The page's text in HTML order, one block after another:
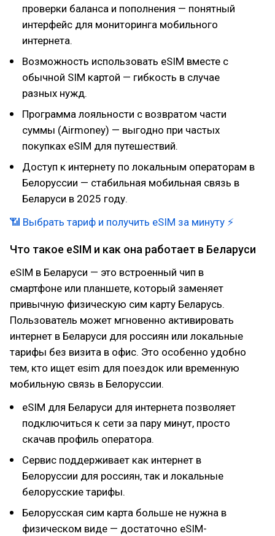
проверки баланса и пополнения — понятный
интерфейс для мониторинга мобильного
интернета.
Возможность использовать eSIM вместе с
обычной SIM картой — гибкость в случае
разных нужд.
Программа лояльности с возвратом части
суммы (Airmoney) — выгодно при частых
покупках eSIM для путешествий.
Доступ к интернету по локальным операторам в
Белоруссии — стабильная мобильная связь в
Беларуси в 2025 году.
📶 Выбрать тариф и получить eSIM за минуту ⚡
Что такое eSIM и как она работает в Беларуси
eSIM в Беларуси — это встроенный чип в
смартфоне или планшете, который заменяет
привычную физическую сим карту Беларусь.
Пользователь может мгновенно активировать
интернет в Беларуси для россиян или локальные
тарифы без визита в офис. Это особенно удобно
тем, кто ищет esim для поездок или временную
мобильную связь в Белоруссии.
eSIM для Беларуси для интернета позволяет
подключиться к сети за пару минут, просто
скачав профиль оператора.
Сервис поддерживает как интернет в
Белоруссии для россиян, так и локальные
белорусские тарифы.
Белорусская сим карта больше не нужна в
физическом виде — достаточно eSIM-